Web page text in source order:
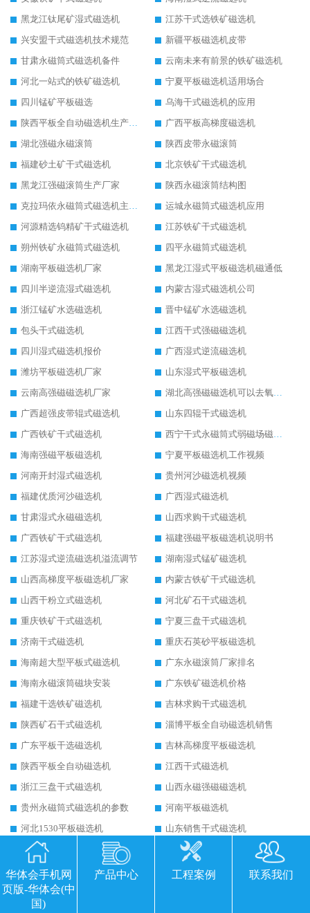
黑龙江钛尾矿湿式磁选机
江苏干式选铁矿磁选机
兴安盟干式磁选机技术规范
新疆平板磁选机皮带
甘肃永磁筒式磁选机备件
云南未来有前景的铁矿磁选机
河北一站式的铁矿磁选机
宁夏平板磁选机适用场合
四川锰矿平板磁选
乌海干式磁选机的应用
陕西平板全自动磁选机生产厂家
广西平板高梯度磁选机
湖北强磁永磁滚筒
陕西皮带永磁滚筒
福建砂土矿干式磁选机
北京铁矿干式磁选机
黑龙江强磁滚筒生产厂家
陕西永磁滚筒结构图
克拉玛依永磁筒式磁选机主要技术参数
运城永磁筒式磁选机应用
河源精选钨精矿干式磁选机
江苏铁矿干式磁选机
朔州铁矿永磁筒式磁选机
四平永磁筒式磁选机
湖南平板磁选机厂家
黑龙江湿式平板磁选机磁通低
四川半逆流湿式磁选机
内蒙古湿式磁选机公司
浙江锰矿水选磁选机
晋中锰矿水选磁选机
包头干式磁选机
江西干式强磁磁选机
四川湿式磁选机报价
广西湿式逆流磁选机
潍坊平板磁选机厂家
山东湿式平板磁选机
云南高强磁磁选机厂家
湖北高强磁磁选机可以去氧化铝
广西超强皮带辊式磁选机
山东四辊干式磁选机
广西铁矿干式磁选机
西宁干式永磁筒式弱磁场磁选机结构图
海南强磁平板磁选机
宁夏平板磁选机工作视频
河南开封湿式磁选机
贵州河沙磁选机视频
福建优质河沙磁选机
广西湿式磁选机
甘肃湿式永磁磁选机
山西求购干式磁选机
广西铁矿干式磁选机
福建强磁平板磁选机说明书
江苏湿式逆流磁选机溢流调节
湖南湿式锰矿磁选机
山西高梯度平板磁选机厂家
内蒙古铁矿干式磁选机
山西干粉立式磁选机
河北矿石干式磁选机
重庆铁矿干式磁选机
宁夏三盘干式磁选机
济南干式磁选机
重庆石英砂平板磁选机
海南超大型平板式磁选机
广东永磁滚筒厂家排名
海南永磁滚筒磁块安装
广东铁矿磁选机价格
福建干选铁矿磁选机
吉林求购干式磁选机
陕西矿石干式磁选机
淄博平板全自动磁选机销售
广东平板干选磁选机
吉林高梯度平板磁选机
陕西平板全自动磁选机
江西干式磁选机
浙江三盘干式磁选机
山西永磁强磁磁选机
贵州永磁筒式磁选机的参数
河南平板磁选机
河北1530平板磁选机
山东销售干式磁选机
安徽永磁干式大块磁选机
山东河沙磁选机厂家价格
安徽河沙湿磁选机
广西三盘平板磁选机
江西干式平板磁选机
华体会手机网
页版-华体会(中
国)
产品中心 工程案例 联系我们